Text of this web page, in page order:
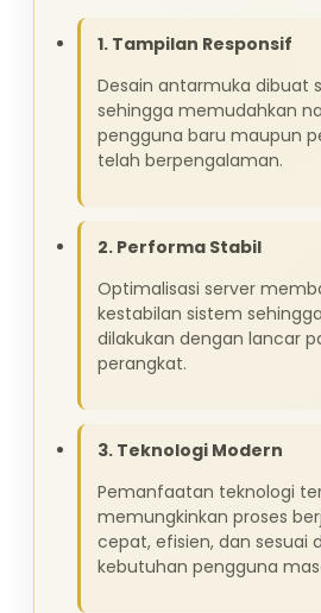
1. Tampilan Responsif
Desain antarmuka dibuat
sehingga memudahkan
pengguna baru maupun
telah berpengalaman.
2. Performa Stabil
Optimalisasi server
kestabilan sistem
dilakukan dengan lancar
perangkat.
3. Teknologi Modern
Pemanfaatan teknologi
memungkinkan proses
cepat, efisien, dan sesuai
kebutuhan pengguna